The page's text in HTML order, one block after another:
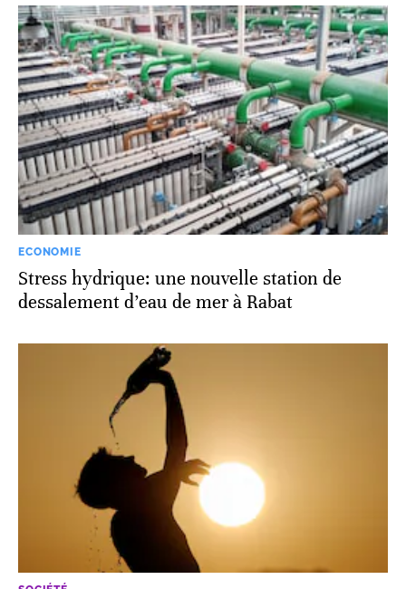
ECONOMIE
Stress hydrique: une nouvelle station de
dessalement d’eau de mer à Rabat